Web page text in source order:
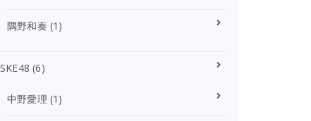
隅野和奏 (1)
SKE48 (6)
中野愛理 (1)